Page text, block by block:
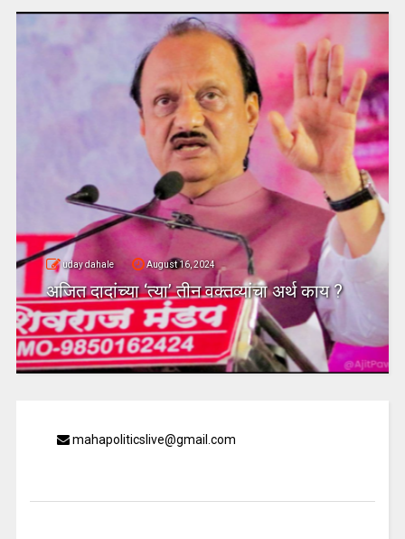
uday dahale August 16, 2024
अजित दादांच्या ‘त्या’ तीन वक्तव्यांचा अर्थ काय ?
mahapoliticslive@gmail.com